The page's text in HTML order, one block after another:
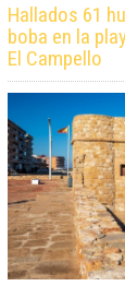
Hallados 61
boba en la
El Campello